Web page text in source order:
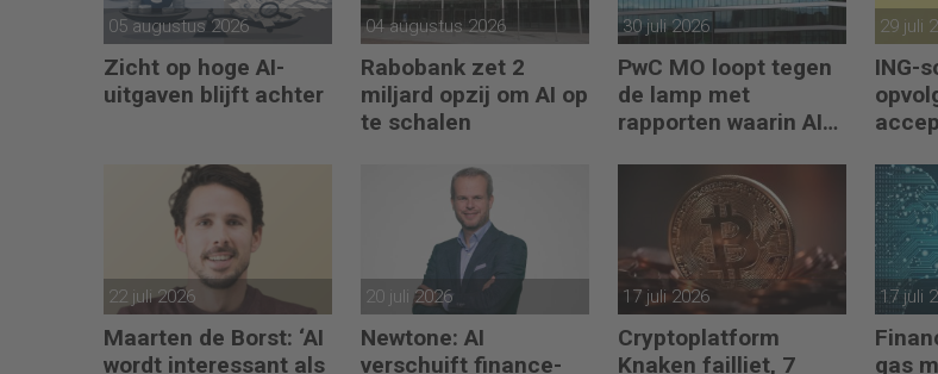
05 augustus 2026
Zicht op hoge AI-
uitgaven blijft achter
04 augustus 2026
Rabobank zet 2
miljard opzij om AI op
te schalen
30 juli 2026
PwC MO loopt tegen
de lamp met
rapporten waarin AI
29 juli
ING-
22 juli 2026
Maarten de Borst: ‘AI
wordt interessant als
20 juli 2026
Newtone: AI
verschuift finance-
17 juli 2026
Cryptoplatform
Knaken failliet, 7
17 juli
gas